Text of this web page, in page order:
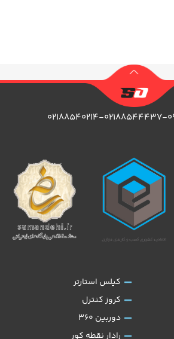
۰۲۱۸۸۵۴۴۴۳۷-۰۹۱۲۳۰۷۷۷۹۶
کیلس استارتر
کروز کنترل
دوربین 360
رادار نقطه کور